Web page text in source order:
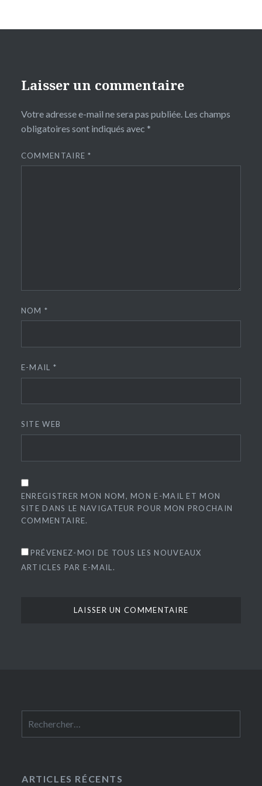
Laisser un commentaire
Votre adresse e-mail ne sera pas publiée. Les champs
obligatoires sont indiqués avec *
COMMENTAIRE*
NOM*
E-MAIL *
SITE WEB
ENREGISTRER MON NOM, MON E-MAIL ET MON
SITE DANS LE NAVIGATEUR POUR MON PROCHAIN
COMMENTAIRE.
PRÉVENEZ-MOI DE TOUS LES NOUVEAUX
ARTICLES PAR E-MAIL.
ARTICLES RÉCENTS